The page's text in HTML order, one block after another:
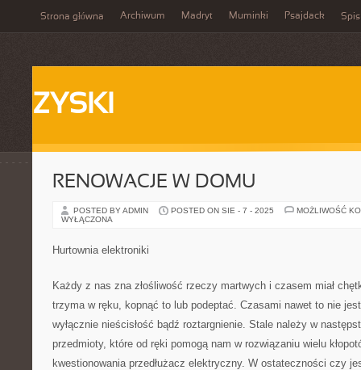
Strona główna Archiwum Madryt Muminki Psajdack Spis
ZYSKI
RENOWACJE W DOMU
POSTED BY ADMIN POSTED ON SIE - 7 - 2025
MOŻLIWOŚĆ
WYŁĄCZONA
Hurtownia elektroniki
Każdy z nas zna złośliwość rzeczy martwych i czasem miał
trzyma w ręku, kopnąć to lub podeptać. Czasami nawet to nie
wyłącznie nieścisłość bądź roztargnienie. Stale należy w
przedmioty, które od ręki pomogą nam w rozwiązaniu wielu
kwestionowania przedłużacz elektryczny. W ostateczności czy